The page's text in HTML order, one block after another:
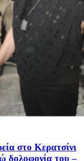
στο Κερατσίνι
δολοφονία του –